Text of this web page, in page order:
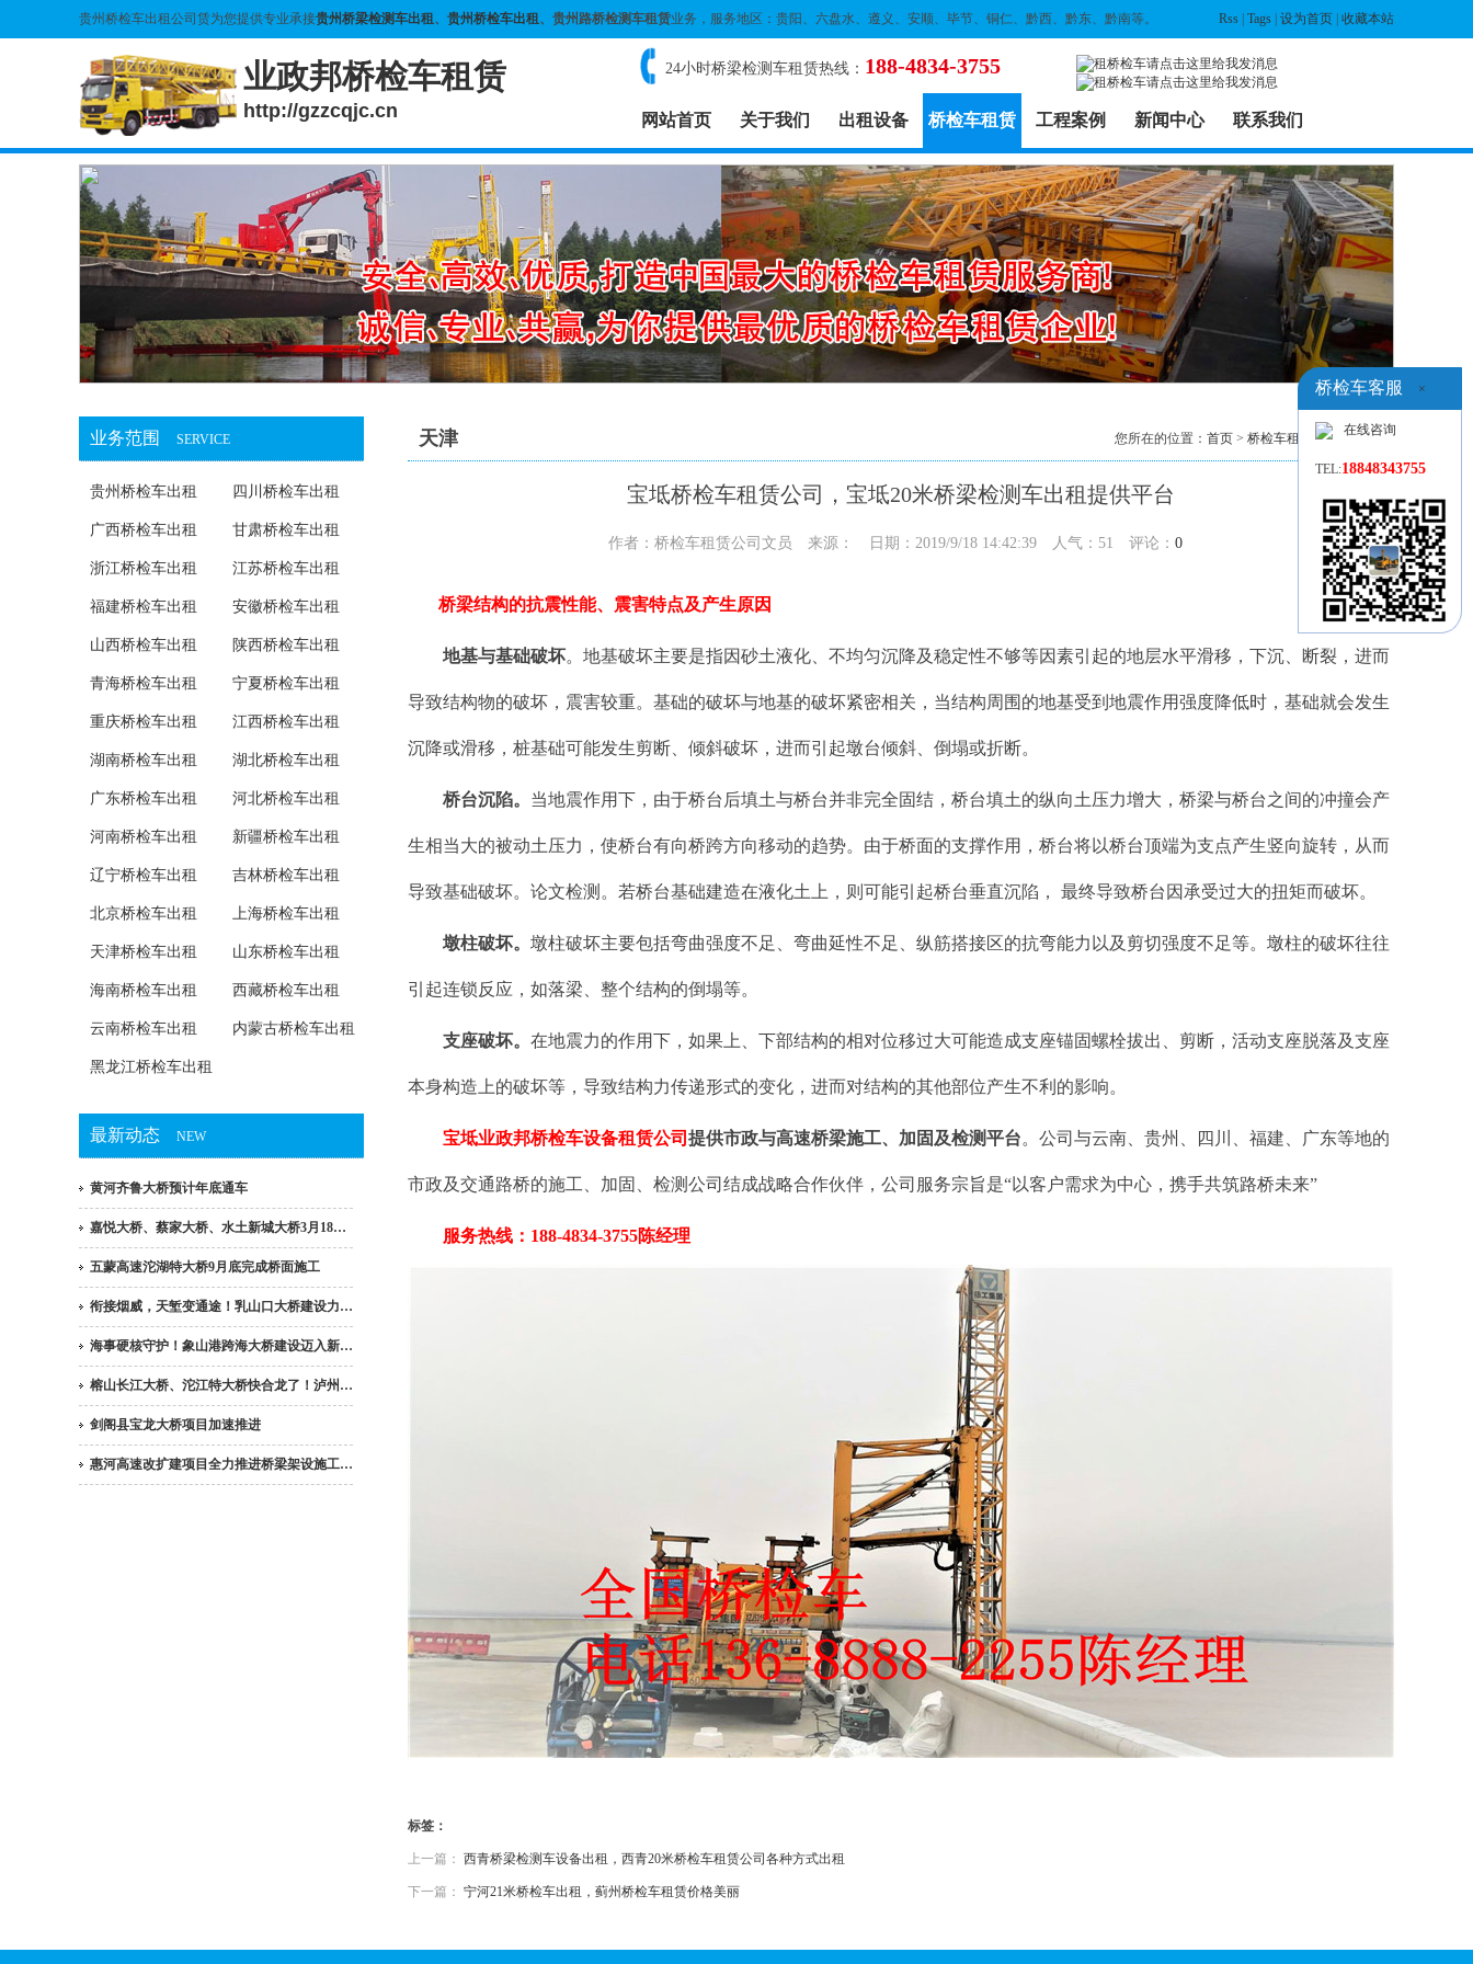
贵州桥检车出租公司赁为您提供专业承接贵州桥梁检测车出租、 贵州桥检车出租、贵州路桥检测车租赁业务，服务地区：贵阳、六盘水、遵义、安顺、毕节、铜仁、黔西、黔东、黔南等。 Rss Tags 设为首页 收藏本站
业政邦桥检车租赁
http://gzzcqjc.cn
24小时桥梁检测车租赁热线： 188-4834-3755
网站首页 关于我们 出租设备 桥检车租赁 工程案例 新闻中心 联系我们
业务范围 SERVICE
贵州桥检车出租 四川桥检车出租
广西桥检车出租 甘肃桥检车出租
浙江桥检车出租 江苏桥检车出租
福建桥检车出租 安徽桥检车出租
山西桥检车出租 陕西桥检车出租
青海桥检车出租 宁夏桥检车出租
重庆桥检车出租 江西桥检车出租
湖南桥检车出租 湖北桥检车出租
广东桥检车出租 河北桥检车出租
河南桥检车出租 新疆桥检车出租
辽宁桥检车出租 吉林桥检车出租
北京桥检车出租 上海桥检车出租
天津桥检车出租 山东桥检车出租
海南桥检车出租 西藏桥检车出租
云南桥检车出租 内蒙古桥检车出租
黑龙江桥检车出租
最新动态 NEW
黄河齐鲁大桥预计年底通车
嘉悦大桥、蔡家大桥、水土新城大桥3月18…
五蒙高速沱湖特大桥9月底完成桥面施工
衔接烟威，天堑变通途！乳山口大桥建设力…
海事硬核守护！象山港跨海大桥建设迈入新…
榕山长江大桥、沱江特大桥快合龙了！泸州…
剑阁县宝龙大桥项目加速推进
惠河高速改扩建项目全力推进桥梁架设施工…
您所在的位置： 首页 > 桥检车租赁 >天津> 列表
天津
宝坻桥检车租赁公司，宝坻20米桥梁检测车出租提供平台
作者：桥检车租赁公司文员 来源： 日期：2019/9/18 14:42:39 人气： 51 评论： 0
桥梁结构的抗震性能、震害特点及产生原因
地基与基础破坏。地基破坏主要是指因砂土液化、不均匀沉降及稳定性不够等因素引起的地层水平滑移，下沉、断裂，进而
导致结构物的破坏，震害较重。基础的破坏与地基的破坏紧密相关，当结构周围的地基受到地震作用强度降低时，基础就会发生
沉降或滑移，桩基础可能发生剪断、倾斜破坏，进而引起墩台倾斜、倒塌或折断。
桥台沉陷。 当地震作用下，由于桥台后填土与桥台并非完全固结，桥台填土的纵向土压力增大，桥梁与桥台之间的冲撞会产
生相当大的被动土压力，使桥台有向桥跨方向移动的趋势。由于桥面的支撑作用，桥台将以桥台顶端为支点产生竖向旋转，从而
导致基础破坏。论文检测。若桥台基础建造在液化土上，则可能引起桥台垂直沉陷， 最终导致桥台因承受过大的扭矩而破坏。
墩柱破坏。 墩柱破坏主要包括弯曲强度不足、弯曲延性不足、纵筋搭接区的抗弯能力以及剪切强度不足等。墩柱的破坏往往
引起连锁反应，如落梁、整个结构的倒塌等。
支座破坏。 在地震力的作用下，如果上、下部结构的相对位移过大可能造成支座锚固螺栓拔出、剪断，活动支座脱落及支座
本身构造上的破坏等，导致结构力传递形式的变化，进而对结构的其他部位产生不利的影响。
宝坻业政邦桥检车设备租赁公司 提供市政与高速桥梁施工、加固及检测平台。公司与云南、贵州、四川、福建、广东等地的
市政及交通路桥的施工、加固、检测公司结成战略合作伙伴，公司服务宗旨是“以客户需求为中心，携手共筑路桥未来”
服务热线：188-4834-3755陈经理
标签：
上一篇： 西青桥梁检测车设备出租，西青20米桥检车租赁公司各种方式出租
下一篇： 宁河21米桥检车出租，蓟州桥检车租赁价格美丽
桥检车客服 ×
在线咨询
TEL:18848343755